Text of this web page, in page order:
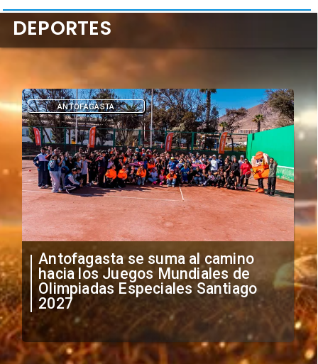
"Falta de profesionalismo": Sifup
anuncia medidas por situación
irregular de futbolistas
extranjeros
DEPORTES
DEPORTES